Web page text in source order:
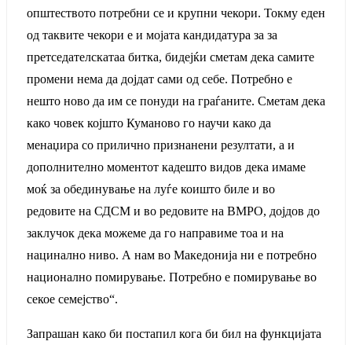
општеството потребни се и крупни чекори. Токму еден
од таквите чекори е и мојата кандидатура за за
претседателскатаа битка, бидејќи сметам дека самите
промени нема да дојдат сами од себе. Потребно е
нешто ново да им се понуди на граѓаните. Сметам дека
како човек којшто Куманово го научи како да
менаџира со прилично признанени резултати, а и
дополнително моментот кадешто видов дека имаме
моќ за обединување на луѓе коишто биле и во
редовите на СДСМ и во редовите на ВМРО, дојдов до
заклучок дека можеме да го направиме тоа и на
нацинално ниво. А нам во Македонија ни е потребно
национално помирување. Потребно е помирување во
секое семејство“.
Запрашан како би постапил кога би бил на функцијата